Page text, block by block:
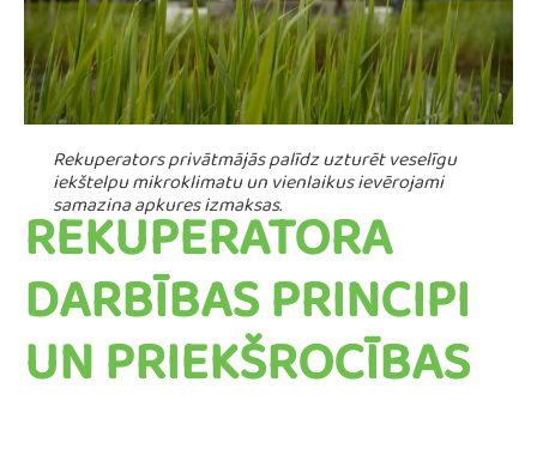
Rekuperators privātmājās palīdz uzturēt veselīgu
iekštelpu mikroklimatu un vienlaikus ievērojami
samazina apkures izmaksas.
REKUPERATORA
DARBĪBAS PRINCIPI
UN PRIEKŠROCĪBAS